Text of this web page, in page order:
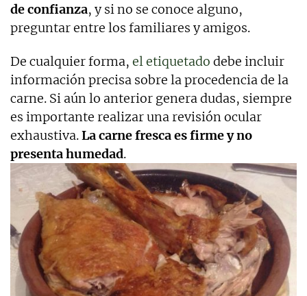
de confianza, y si no se conoce alguno,
preguntar entre los familiares y amigos.
De cualquier forma, el etiquetado debe incluir
información precisa sobre la procedencia de la
carne. Si aún lo anterior genera dudas, siempre
es importante realizar una revisión ocular
exhaustiva.La carne fresca es firme y no
presenta humedad.